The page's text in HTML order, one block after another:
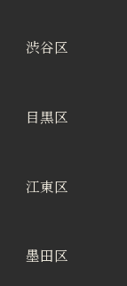
渋谷区
目黒区
江東区
墨田区